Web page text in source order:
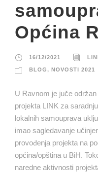
Općina
16/12/2021
BLOG, NOVOSTI 2021
U Ravnom je juče
projekta LINK za
lokalnih samouprava
imao sagledavanje
provođenja projekta na
općina/opština u BiH.
naredne aktivnosti